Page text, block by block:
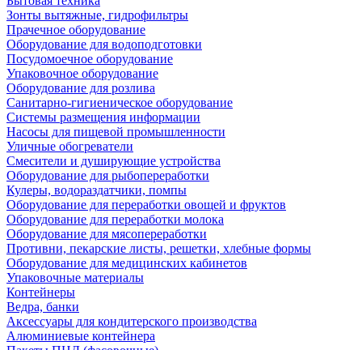
Зонты вытяжные, гидрофильтры
Прачечное оборудование
Оборудование для водоподготовки
Посудомоечное оборудование
Упаковочное оборудование
Оборудование для розлива
Санитарно-гигиеническое оборудование
Системы размещения информации
Насосы для пищевой промышленности
Уличные обогреватели
Смесители и душирующие устройства
Оборудование для рыбопереработки
Кулеры, водораздатчики, помпы
Оборудование для переработки овощей и фруктов
Оборудование для переработки молока
Оборудование для мясопереработки
Противни, пекарские листы, решетки, хлебные формы
Оборудование для медицинских кабинетов
Упаковочные материалы
Контейнеры
Ведра, банки
Аксессуары для кондитерского производства
Алюминиевые контейнера